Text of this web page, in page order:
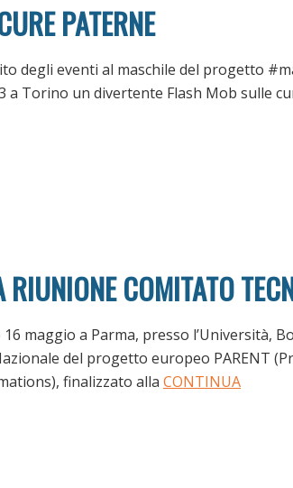
PATERNE
degli eventi al maschile del progetto
a Torino un divertente Flash Mob sulle
COMITATO
16 maggio a Parma, presso l’Università,
del progetto europeo PARENT
finalizzato alla CONTINUA